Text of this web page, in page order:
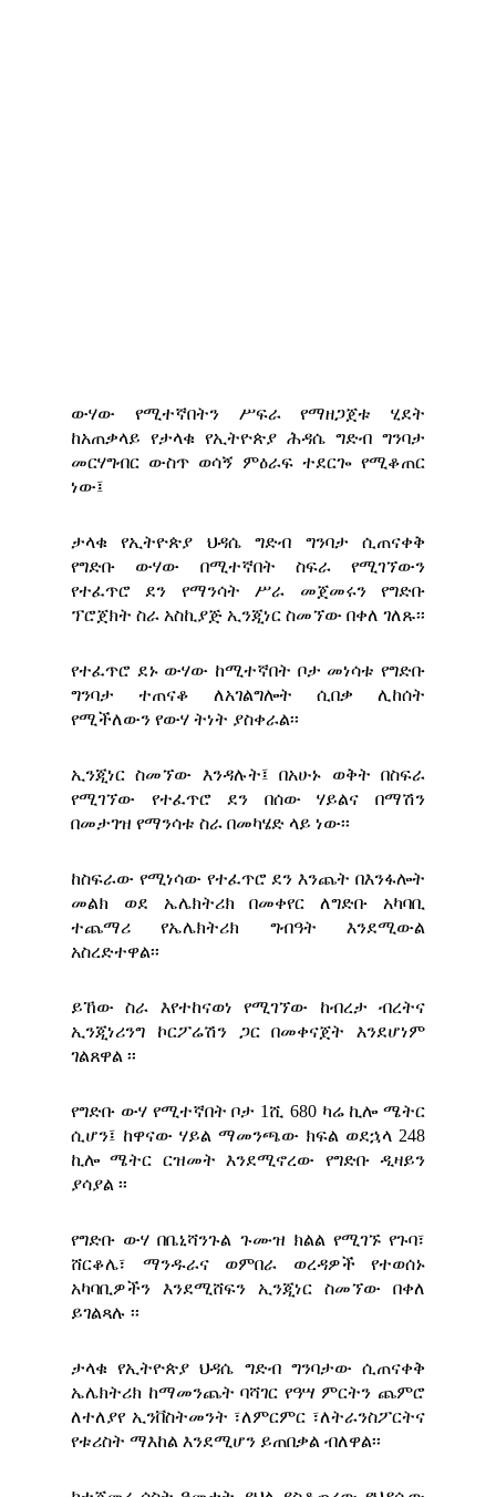
ውሃው የሚተኛበትን ሥፍራ የማዘጋጀቱ ሂደት
ከአጠቃላይ የታላቁ የኢትዮጵያ ሕዳሴ ግድብ ግንባታ
መርሃግብር ውስጥ ወሳኝ ምዕራፍ ተደርጐ የሚቆጠር
ነው፤
ታላቁ የኢትዮጵያ ህዳሴ ግድብ ግንባታ ሲጠናቀቅ
የግድቡ ውሃው በሚተኛበት ስፍራ የሚገኘውን
የተፈጥሮ ደን የማንሳት ሥራ መጀመሩን የግድቡ
ፕሮጀክት ስራ አስኪያጅ ኢንጂነር ስመኘው በቀለ ገለጹ፡፡
የተፈጥሮ ደኑ ውሃው ከሚተኛበት ቦታ መነሳቱ የግድቡ
ግንባታ ተጠናቆ ለአገልግሎት ሲበቃ ሊከሰት
የሚችለውን የውሃ ትነት ያስቀራል፡፡
ኢንጂነር ስመኘው እንዳሉት፤ በአሁኑ ወቅት በስፍራ
የሚገኘው የተፈጥሮ ደን በሰው ሃይልና በማሽን
በመታገዝ የማንሳቱ ስራ በመካሄድ ላይ ነው፡፡
ከስፍራው የሚነሳው የተፈጥሮ ደን እንጨት በእንፋሎት
መልክ ወደ ኤሌክትሪክ በመቀየር ለግድቡ አካባቢ
ተጨማሪ የኤሌክትሪክ ግብዓት እንደሚውል
አስረድተዋል፡፡
ይኸው ስራ እየተከናወነ የሚገኘው ከብረታ ብረትና
ኢንጂነሪንግ ኮርፖሬሽን ጋር በመቀናጀት እንደሆነም
ገልጸዋል ፡፡
የግድቡ ውሃ የሚተኛበት ቦታ 1ሺ 680 ካሬ ኪሎ ሜትር
ሲሆን፤ ከዋናው ሃይል ማመንጫው ክፍል ወደኋላ 248
ኪሎ ሜትር ርዝመት እንደሚኖረው የግድቡ ዲዛይን
ያሳያል ፡፡
የግድቡ ውሃ በቤኒሻንጉል ጉሙዝ ክልል የሚገኙ የጉባ፣
ሸርቆሌ፣ ማንዱራና ወምበራ ወረዳዎች የተወሰኑ
አካባቢዎችን እንደሚሸፍን ኢንጂነር ስመኘው በቀለ
ይገልጻሉ ፡፡
ታላቁ የኢትዮጵያ ህዳሴ ግድብ ግንባታው ሲጠናቀቅ
ኤሌክትሪክ ከማመንጨት ባሻገር የዓሣ ምርትን ጨምሮ
ለተለያየ ኢንቨስትመንት ፣ለምርምር ፣ለትራንስፖርትና
የቱሪስት ማእከል እንደሚሆን ይጠበቃል ብለዋል፡፡